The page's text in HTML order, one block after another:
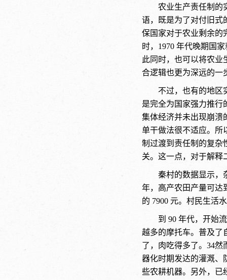
农业生产责任制的
语，既是为了对付旧式
保国家对于农业剩余的
时，1970 年代晚期国
此同时，也可以将农业
合逻辑也更为深远的一
不过，也有的地区
是完全为国家强力推行
集体经济并未出现崩溃
单干做法很不适应。所
制过渡到责任制的复杂
关。这一点，对于解释
秦村的数据显示，
年，高产农田产量可达
的 7900 元。村民生活
到 90 年代，开始
越多的摩托车。普及了
了，肉吃得多了。34然
器化时期发达的灌溉、
些农耕机器。另外，已